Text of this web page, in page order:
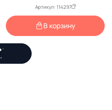
Артикул: 114297
В корзину